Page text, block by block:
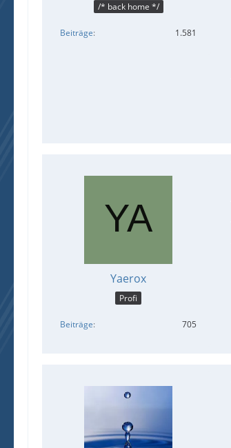
/* back home */
Beiträge 1.581
Yaerox
Profi
Beiträge 705